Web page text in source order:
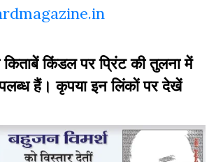
किताबें किंडल पर प्रिंट की तुलना में
हैं। कृपया इन लिंकों पर देखें